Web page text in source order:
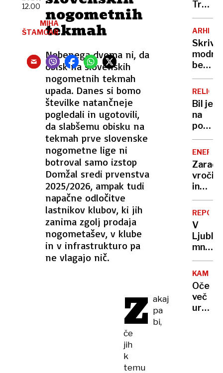
nogometnih
tekmah
Nobenega dvoma ni, da
obisk na slovenskih
nogometnih tekmah
upada. Danes si bomo
številke natančneje
pogledali in ugotovili,
da slabšemu obisku na
tekmah prve slovenske
nogometne lige ni
botroval samo izstop
Domžal sredi prvenstva
2025/2026, ampak tudi
napačne odločitve
lastnikov klubov, ki jih
zanima zgolj prodaja
nogometašev, v klube
in v infrastrukturo pa
ne vlagajo nič.
12.00
MIHA
ŠTAMCAR
Z akaj
pa
bi,
če
jih
k
temu
plohe
Trump
porušil
krilo,
pa
ne
dovoli
plesne
belih
grških
hiš:
razlog
vas
bo
Bil je
na
poti
do
vrha,
nato
je
izginil
iz
želel
biti
Tom
Zaradi
in
suše
tudi
manj
od
kod
in po
cenah
prihaja
v
V
na
za
družbo
a
KAMNIK
Oče
več
ur